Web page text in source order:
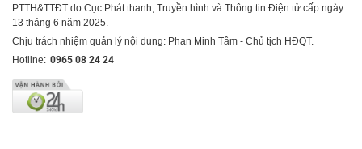
PTTH&TTĐT do Cục Phát thanh, Truyền hình và Thông tin Điện tử cấp ngày
13 tháng 6 năm 2025.
Chịu trách nhiệm quản lý nội dung: Phan Minh Tâm - Chủ tịch HĐQT.
Hotline: 0965 08 24 24